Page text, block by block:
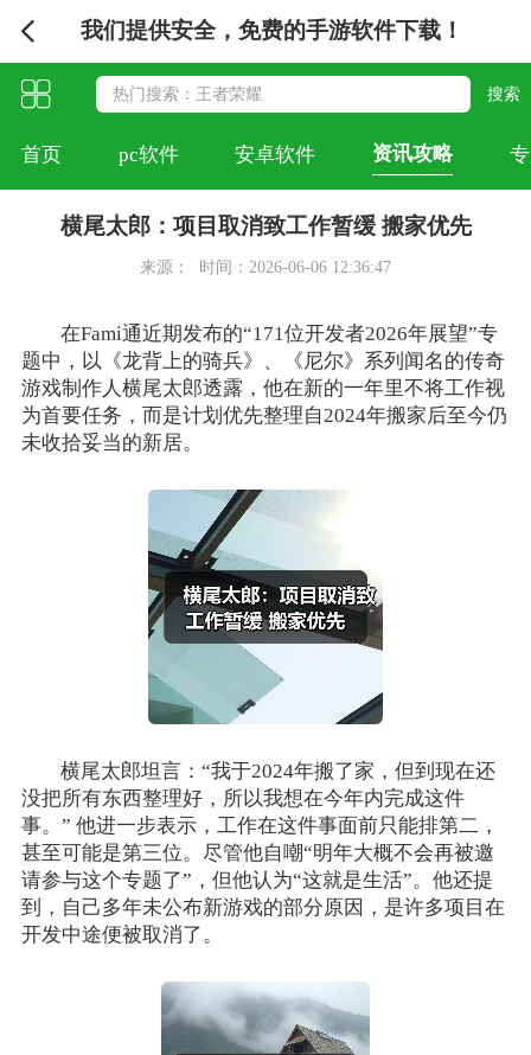
我们提供安全，免费的手游软件下载！
首页 pc软件 安卓软件 资讯攻略
横尾太郎：项目取消致工作暂缓 搬家优先
来源： 时间：2026-06-06 12:36:47
在Fami通近期发布的“171位开发者2026年展望”专
题中，以《龙背上的骑兵》、《尼尔》系列闻名的传奇
游戏制作人横尾太郎透露，他在新的一年里不将工作视
为首要任务，而是计划优先整理自2024年搬家后至今仍
未收拾妥当的新居。
横尾太郎坦言：“我于2024年搬了家，但到现在还
没把所有东西整理好，所以我想在今年内完成这件
事。” 他进一步表示，工作在这件事面前只能排第二，
甚至可能是第三位。尽管他自嘲“明年大概不会再被邀
请参与这个专题了”，但他认为“这就是生活”。他还提
到，自己多年未公布新游戏的部分原因，是许多项目在
开发中途便被取消了。